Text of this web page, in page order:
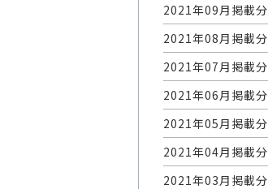
2021年09月掲載分
2021年08月掲載分
2021年07月掲載分
2021年06月掲載分
2021年05月掲載分
2021年04月掲載分
2021年03月掲載分